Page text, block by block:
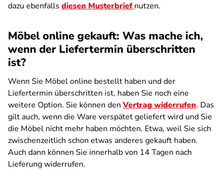
dazu ebenfalls diesen Musterbriefnutzen.
Möbel online gekauft: Was mache ich,
wenn der Liefertermin überschritten
ist?
Wenn Sie Möbel online bestellt haben und der
Liefertermin überschritten ist, haben Sie noch eine
weitere Option. Sie können den Vertrag widerrufen. Das
gilt auch, wenn die Ware verspätet geliefert wird und Sie
die Möbel nicht mehr haben möchten. Etwa, weil Sie sich
zwischenzeitlich schon etwas anderes gekauft haben.
Auch dann können Sie innerhalb von 14 Tagen nach
Lieferung widerrufen.